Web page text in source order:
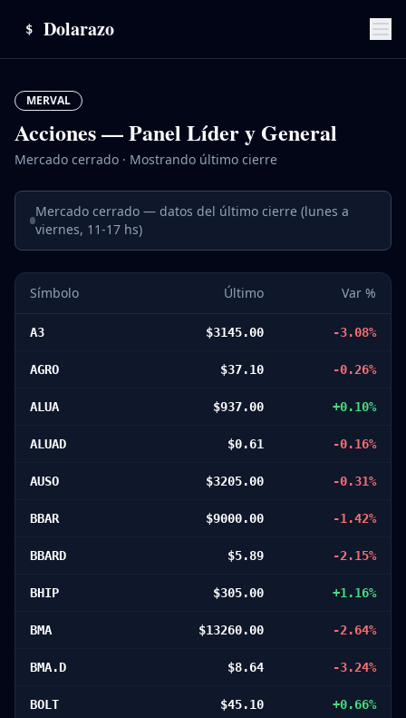
$ Dolarazo
MERVAL
Acciones — Panel Líder y General
Mercado cerrado · Mostrando último cierre
Mercado cerrado — datos del último cierre (lunes a
viernes, 11-17 hs)
Símbolo Último Var %
A3 $3145.00 -3.08%
AGRO $37.10 -0.26%
ALUA $937.00 +0.10%
ALUAD $0.61 -0.16%
AUSO $3205.00 -0.31%
BBAR $9000.00 -1.42%
BBARD $5.89 -2.15%
BHIP $305.00 +1.16%
BMA $13260.00 -2.64%
BMA.D $8.64 -3.24%
BOLT $45.10 +0.66%